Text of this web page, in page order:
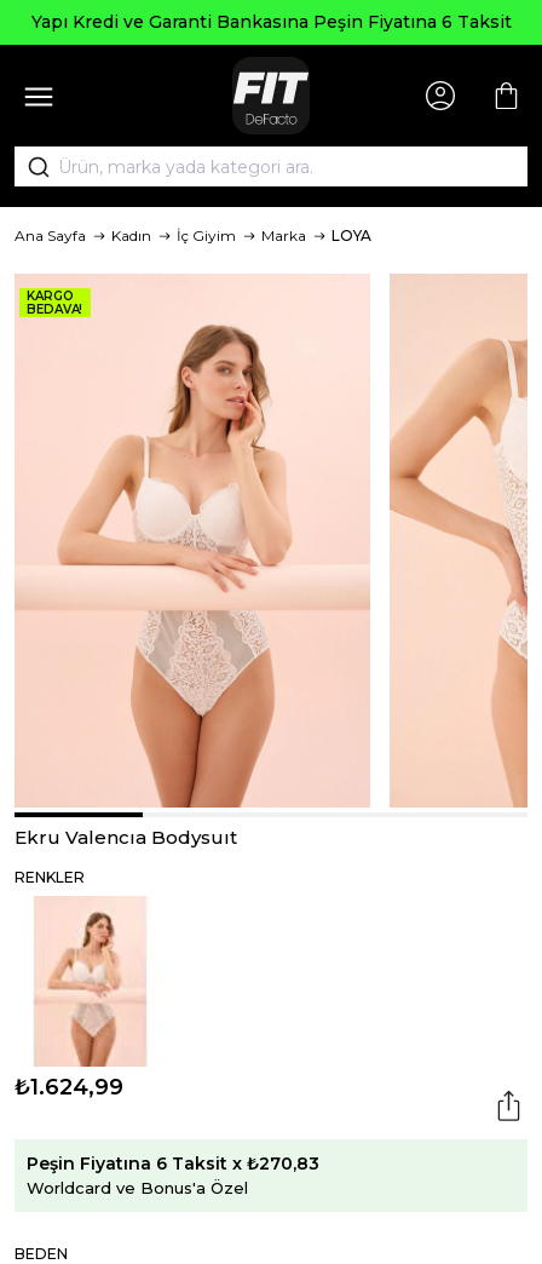
Bankasına Peşin Fiyatına 6 Taksit
Ana Sayfa Kadın İç Giyim Marka LOYA
KARGO
BEDAVA!
Ekru Valencıa Bodysuıt
RENKLER
₺1.624,99
Peşin Fiyatına 6 Taksit x ₺270,83
Worldcard ve Bonus'a Özel
BEDEN